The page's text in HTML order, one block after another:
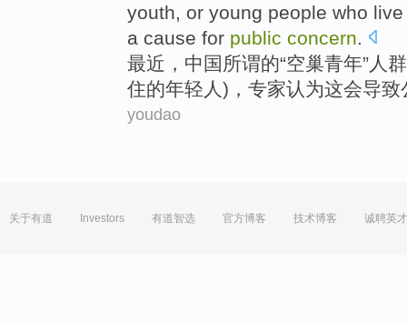
youth
or young people who live
a cause for public concern
最近 ， 中国所谓的“空巢青年”人
住的年轻人 )， 专家认为这会导致
youdao
关于有道 Investors 有道智选 官方博客 技术博客 诚聘英才